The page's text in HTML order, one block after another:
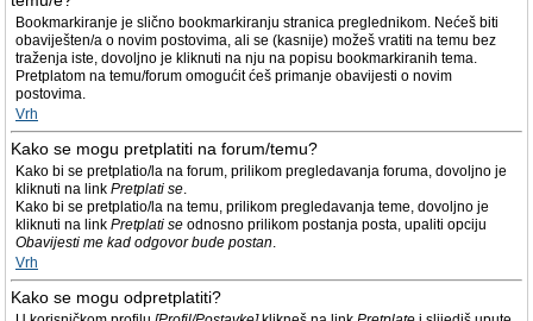
Bookmarkiranje je slično bookmarkiranju stranica preglednikom. Nećeš biti
obaviješten/a o novim postovima, ali se (kasnije) možeš vratiti na temu bez
traženja iste, dovoljno je kliknuti na nju na popisu bookmarkiranih tema.
Pretplatom na temu/forum omogućit ćeš primanje obavijesti o novim
postovima.
Vrh
Kako se mogu pretplatiti na forum/temu?
Kako bi se pretplatio/la na forum, prilikom pregledavanja foruma, dovoljno je
kliknuti na link Pretplati se.
Kako bi se pretplatio/la na temu, prilikom pregledavanja teme, dovoljno je
kliknuti na link Pretplati se odnosno prilikom postanja posta, upaliti opciju
Obavijesti me kad odgovor bude postan.
Vrh
Kako se mogu odpretplatiti?